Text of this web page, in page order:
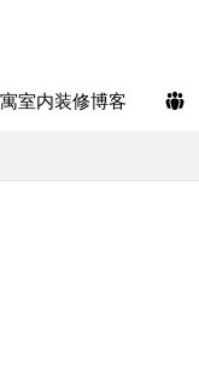
室内装修博客